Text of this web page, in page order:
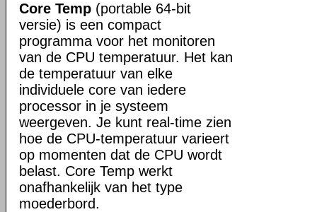
Core Temp (portable 64-bit
versie) is een compact
programma voor het monitoren
van de CPU temperatuur. Het kan
de temperatuur van elke
individuele core van iedere
processor in je systeem
weergeven. Je kunt real-time zien
hoe de CPU-temperatuur varieert
op momenten dat de CPU wordt
belast. Core Temp werkt
onafhankelijk van het type
moederbord.